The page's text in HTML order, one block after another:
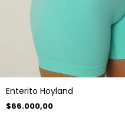
Enterito Hoyland
$66.000,00